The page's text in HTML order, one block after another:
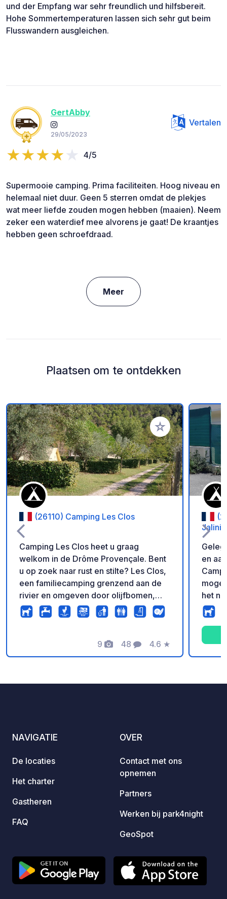
und der Empfang war sehr freundlich und hilfsbereit.
Hohe Sommertemperaturen lassen sich sehr gut beim
Flusswandern ausgleichen.
GertAbby
29/05/2023
Vertalen
4/5
Supermooie camping. Prima faciliteiten. Hoog niveau en
helemaal niet duur. Geen 5 sterren omdat de plekjes
wat meer liefde zouden mogen hebben (maaien). Neem
zeker een waterdief mee alvorens je gaat! De kraantjes
hebben geen schroefdraad.
Meer
Plaatsen om te ontdekken
Voeg toe aan je
(26110) Camping Les Clos
Camping Les Clos heet u graag
welkom in de Drôme Provençale. Bent
u op zoek naar rust en stilte? Les Clos,
een familiecamping grenzend aan de
rivier en omgeven door olijfbomen,
biedt u de zon van de Provence in
Nyons Voor een ontspannen verblijf op
9
Foto's
48
Commentaren
4.6
Beoordeling
★
en
het
te
van
NAVIGATIE
De locaties
Het charter
Gastheren
FAQ
OVER
Contact met ons
opnemen
Partners
Werken bij park4night
GeoSpot